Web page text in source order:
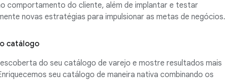
comportamento do cliente, além de implantar e testar
novas estratégias para impulsionar as metas de negócios.
catálogo
do seu catálogo de varejo e mostre resultados mais
seu catálogo de maneira nativa combinando os